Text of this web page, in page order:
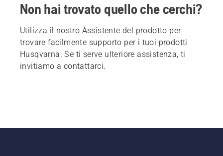
Non hai trovato quello che cerchi?
Utilizza il nostro Assistente del prodotto per
trovare facilmente supporto per i tuoi prodotti
Husqvarna. Se ti serve ulteriore assistenza, ti
invitiamo a contattarci.